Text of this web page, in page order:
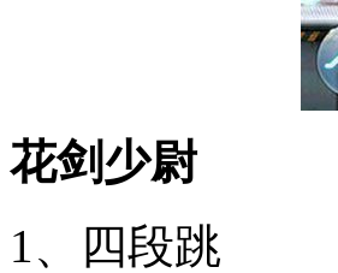
花剑少尉
1、四段跳